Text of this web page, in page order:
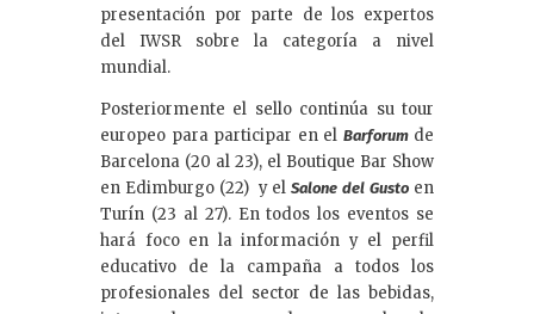
presentación por parte de los expertos
del IWSR sobre la categoría a nivel
mundial.
Posteriormente el sello continúa su tour
europeo para participar en el Barforumde
Barcelona (20 al 23), el Boutique Bar Show
en Edimburgo (22) y elSalone del Gusto en
Turín (23 al 27). En todos los eventos se
hará foco en la información y el perfil
educativo de la campaña a todos los
profesionales del sector de las bebidas,